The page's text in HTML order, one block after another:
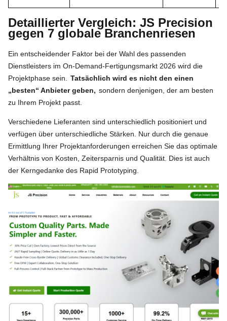
Detaillierter Vergleich: JS Precision
gegen 7 globale Branchenriesen
Ein entscheidender Faktor bei der Wahl des passenden
Dienstleisters im On-Demand-Fertigungsmarkt 2026 wird die
Projektphase sein.
Tatsächlich wird es nicht den einen
„besten“ Anbieter geben, sondern denjenigen, der am besten
zu Ihrem Projekt passt.
Verschiedene Lieferanten sind unterschiedlich positioniert und
verfügen über unterschiedliche Stärken. Nur durch die genaue
Ermittlung Ihrer Projektanforderungen erreichen Sie das optimale
Verhältnis von Kosten, Zeitersparnis und Qualität. Dies ist auch
der Kerngedanke des Rapid Prototyping.